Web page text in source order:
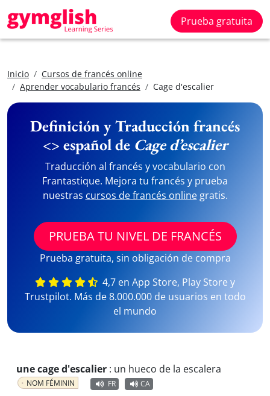
Prueba gratuita
Inicio
Cursos de francés online
Aprender vocabulario francés
Cage d'escalier
Definición y Traducción francés
<> español de Cage d’escalier
Traducción al francés y vocabulario con
Frantastique. Mejora tu francés y prueba
nuestras cursos de francés onlinegratis.
PRUEBA TU NIVEL DE FRANCÉS
Prueba gratuita, sin obligación de compra
4,7 en App Store, Play Store y
Trustpilot. Más de 8.000.000 de usuarios en todo
el mundo
une cage d'escalier : un hueco de la escalera
NOM FÉMININ FR CA